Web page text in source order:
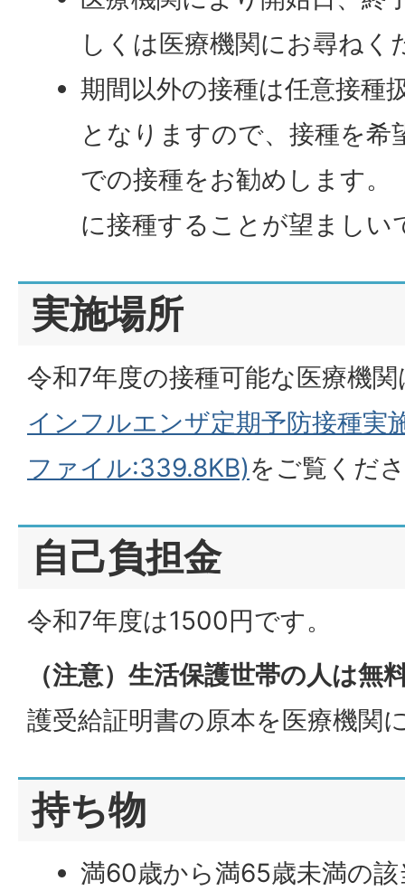
しくは医療機関にお尋ねく
期間以外の接種は任意接種
となりますので、接種を希
での接種をお勧めします。
に接種することが望ましい
実施場所
令和7年度の接種可能な医療機関
インフルエンザ定期予防接種実
ファイル:339.8KB)をご覧くだ
自己負担金
令和7年度は1500円です。
（注意）生活保護世帯の人は無
護受給証明書の原本を医療機関
持ち物
満60歳から満65歳未満の